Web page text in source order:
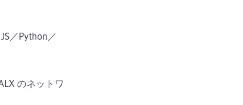
JS／Python／
のネットワ